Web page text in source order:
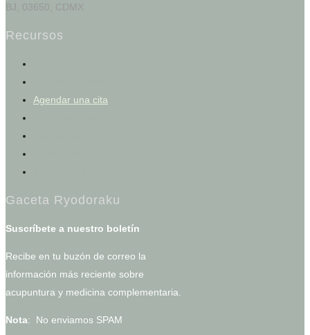
BJ, 03650, CDMX
Recursos
Agendar una cita
Gaceta Ryodoraku
Suscríbete a nuestro boletín
Recibe en tu buzón de correo la
información más reciente sobre
acupuntura y medicina complementaria.
Nota: No enviamos SPAM